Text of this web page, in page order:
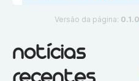
Versão da página: 0.1.0
notícias